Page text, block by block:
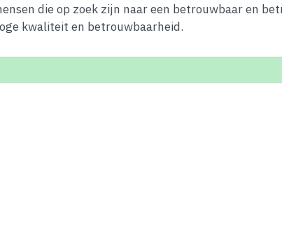
die op zoek zijn naar een betrouwbaar en
kwaliteit en betrouwbaarheid.